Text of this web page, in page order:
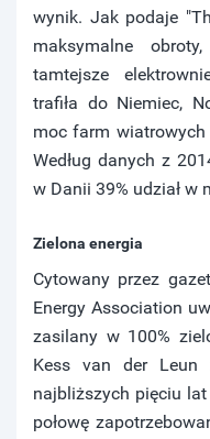
wynik. Jak podaje
maksymalne
tamtejsze
trafiła do Niemiec,
moc farm
Według danych z
w Danii 39% udział w
Zielona energia
Cytowany przez
Energy Association
zasilany w 100%
Kess van der
najbliższych pięciu
połowę